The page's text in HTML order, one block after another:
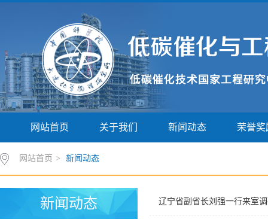
网站首页 关于我们 新闻动态 荣誉奖
网站首页 > 新闻动态
新闻动态 辽宁省副省长刘强一行来室